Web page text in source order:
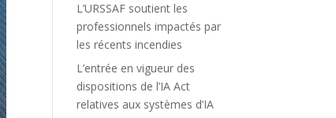
L’URSSAF soutient les
professionnels impactés par
les récents incendies
L’entrée en vigueur des
dispositions de l’IA Act
relatives aux systèmes d’IA